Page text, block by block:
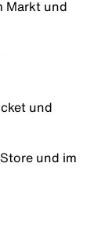
Markt und
und
und im